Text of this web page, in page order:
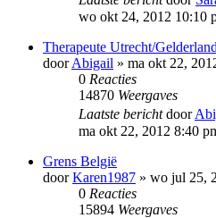
wo okt 24, 2012 10:10
Therapeute Utrecht/Gelderland
doorAbigail » ma okt 22,
0 Reacties
14870 Weergaves
Laatste berichtdoor
ma okt 22, 2012 8:40
Grens België
doorKaren1987 » wo jul 25,
0 Reacties
15894 Weergaves